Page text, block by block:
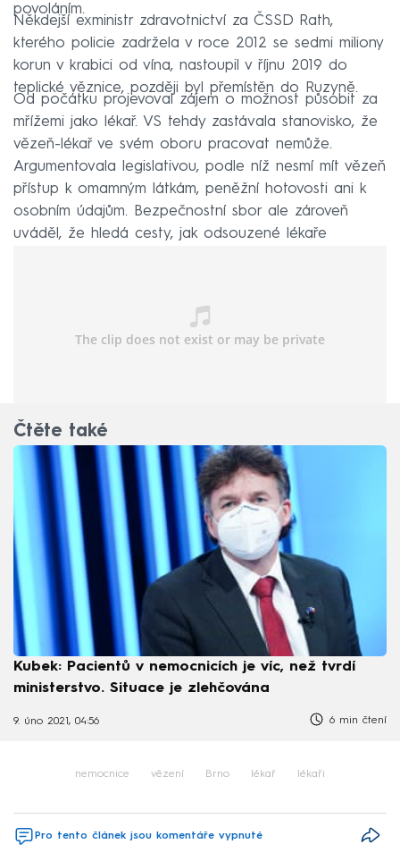
povoláním.
Někdejší exministr zdravotnictví za ČSSD Rath,
kterého policie zadržela v roce 2012 se sedmi miliony
korun v krabici od vína, nastoupil v říjnu 2019 do
teplické věznice, později byl přemístěn do Ruzyně.
Od počátku projevoval zájem o možnost působit za
mřížemi jako lékař. VS tehdy zastávala stanovisko, že
vězeň-lékař ve svém oboru pracovat nemůže.
Argumentovala legislativou, podle níž nesmí mít vězeň
přístup k omamným látkám, peněžní hotovosti ani k
osobním údajům. Bezpečnostní sbor ale zároveň
uváděl, že hledá cesty, jak odsouzené lékaře
Čtěte také
Kubek: Pacientů v nemocnicích je víc, než tvrdí
ministerstvo. Situace je zlehčována
9. úno 2021, 04:56 6 min čtení
nemocnice vězení Brno lékař lékaři
Pro tento článek jsou komentáře vypnuté